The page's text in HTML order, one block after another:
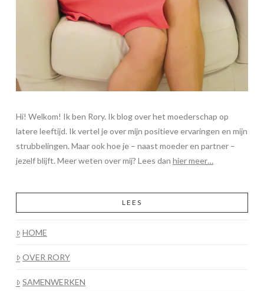
Hi! Welkom! Ik ben Rory. Ik blog over het moederschap op
latere leeftijd. Ik vertel je over mijn positieve ervaringen en mijn
strubbelingen. Maar ook hoe je – naast moeder en partner –
jezelf blijft. Meer weten over mij? Lees dan hier meer…
LEES
HOME
OVER RORY
SAMENWERKEN